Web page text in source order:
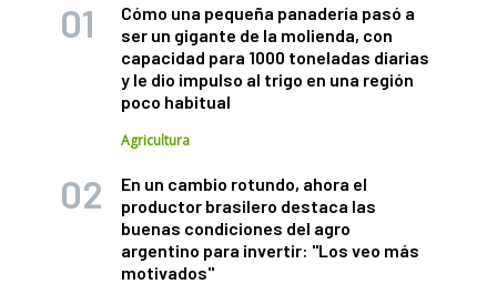
Cómo una pequeña panadería pasó a
ser un gigante de la molienda, con
capacidad para 1000 toneladas diarias
y le dio impulso al trigo en una región
poco habitual
Agricultura
En un cambio rotundo, ahora el
productor brasilero destaca las
buenas condiciones del agro
argentino para invertir: "Los veo más
motivados"